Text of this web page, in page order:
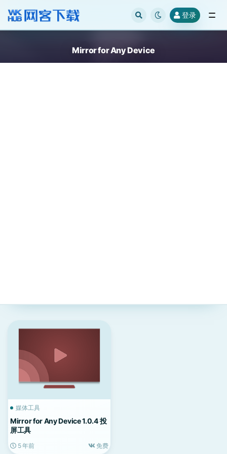
登录
Mirror for Any Device
媒体工具
Mirror for Any Device 1.0.4 投
屏工具
5 年前 免费
全部